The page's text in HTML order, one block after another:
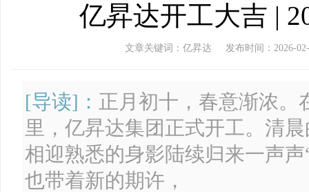
亿昇达开工大吉 |
文章关键词：亿昇达 发布时间：2026-
[导读]： 正月初十，春意渐浓。
里，亿昇达集团正式开工。清
相迎熟悉的身影陆续归来一声
也带着新的期许，